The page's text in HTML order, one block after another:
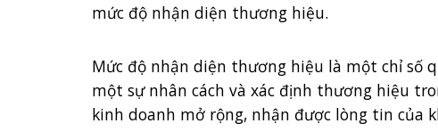
mức độ nhận diện thương hiệu.
Mức độ nhận diện thương hiệu là một chỉ số
một sự nhân cách và xác định thương hiệu
kinh doanh mở rộng, nhận được lòng tin